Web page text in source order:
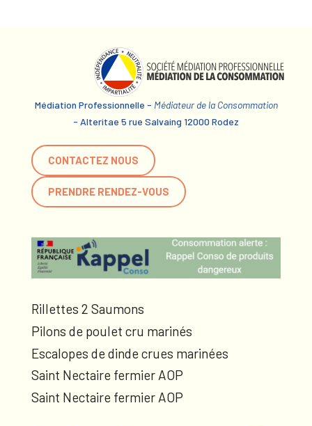
Médiation Professionnelle - Médiateur de la Consommation
- Alteritae 5 rue Salvaing 12000 Rodez
CONTACTEZ NOUS
PRENDRE RENDEZ-VOUS
Rillettes 2 Saumons
Pilons de poulet cru marinés
Escalopes de dinde crues marinées
Saint Nectaire fermier AOP
Saint Nectaire fermier AOP